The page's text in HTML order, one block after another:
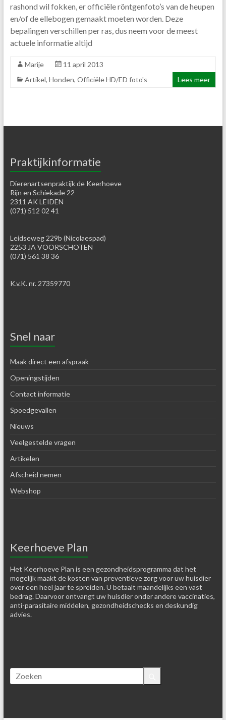
rashond wil fokken, er officiële röntgenfoto’s van de heupen
en/of de ellebogen gemaakt moeten worden. Deze
bepalingen verschillen per ras, dus neem voor de meest
actuele informatie altijd
Marije
11 april 2013
Artikel, Honden, Officiële HD/ED foto's Lees meer
Praktijkinformatie
Dierenartsenpraktijk de Keerhoeve
Rijn en Schiekade 22
2311 AK LEIDEN
(071) 512 02 41
Leidseweg 229b (Nicolaespad)
2253 JA VOORSCHOTEN
(071) 561 38 36
K.v.K. nr. 27359770
Snel naar
Maak direct een afspraak
Openingstijden
Contact informatie
Spoedgevallen
Nieuws
Veelgestelde vragen
Artikelen
Afscheid nemen
Webshop
Keerhoeve Plan
Het Keerhoeve Plan is een gezondheidsprogramma dat het
mogelijk maakt de kosten van preventieve zorg voor uw huisdier
over een heel jaar te spreiden. U betaalt maandelijks een vast
bedrag. Daarvoor ontvangt uw huisdier onder andere vaccinaties,
anti-parasitaire middelen, gezondheidschecks en deskundig
advies.